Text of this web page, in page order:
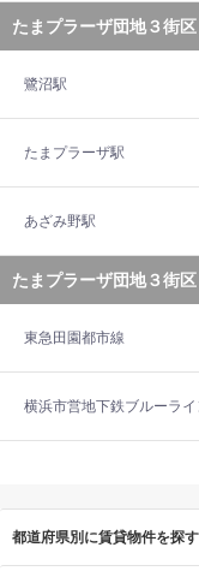
たまプラーザ団地３街
鷺沼駅
たまプラーザ駅
あざみ野駅
たまプラーザ団地３街
東急田園都市線
横浜市営地下鉄ブルーライ
都道府県別に賃貸物件を探す